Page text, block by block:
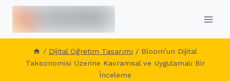
İçeriğe
/ Dijital Öğretim Tasarımı / Bloom’un Dijital
Taksonomisi Üzerine Kavramsal ve Uygulamalı Bir
İnceleme